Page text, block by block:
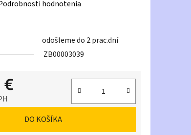
hodnotenia
odošleme do 2 prac.dní
ZB00003039
€
DO KOŠÍKA